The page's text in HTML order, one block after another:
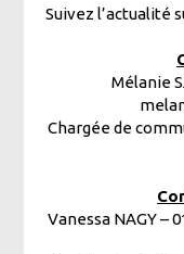
Suivez l’actualité
Mélanie
Chargée de
Vanessa NAGY –